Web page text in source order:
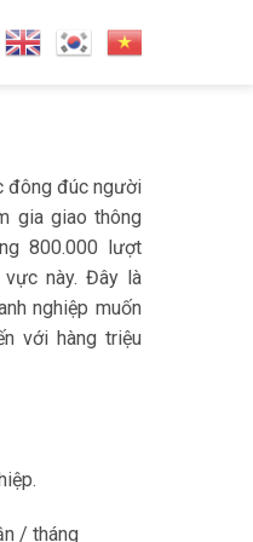
đông đúc người
gia giao thông
800.000 lượt
này. Đây là
nghiệp muốn
với hàng triệu
/ tháng